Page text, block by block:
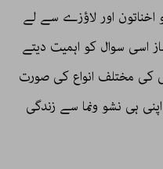
اور لاؤزے سے لے
اسی سوال کو اہمیت دیتے
کی مختلف انواع کی صورت
ہی نشو ونما سے زندگی